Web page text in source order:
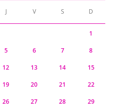
J V S D
1
5 6 7 8
12 13 14 15
19 20 21 22
26 27 28 29